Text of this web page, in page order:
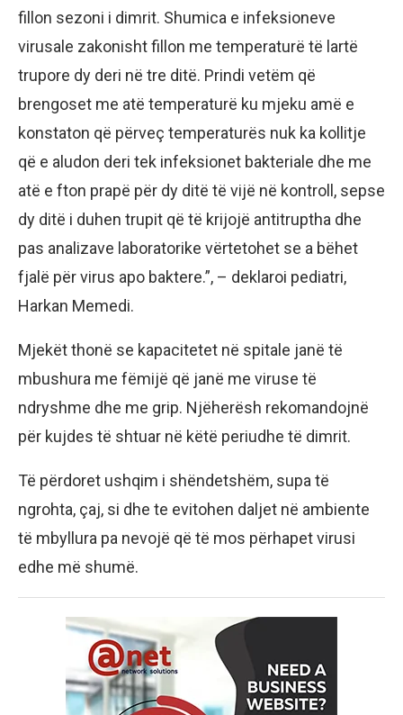
fillon sezoni i dimrit. Shumica e infeksioneve
virusale zakonisht fillon me temperaturë të lartë
trupore dy deri në tre ditë. Prindi vetëm që
brengoset me atë temperaturë ku mjeku amë e
konstaton që përveç temperaturës nuk ka kollitje
që e aludon deri tek infeksionet bakteriale dhe me
atë e fton prapë për dy ditë të vijë në kontroll, sepse
dy ditë i duhen trupit që të krijojë antitruptha dhe
pas analizave laboratorike vërtetohet se a bëhet
fjalë për virus apo baktere.”, – deklaroi pediatri,
Harkan Memedi.
Mjekët thonë se kapacitetet në spitale janë të
mbushura me fëmijë që janë me viruse të
ndryshme dhe me grip. Njëherësh rekomandojnë
për kujdes të shtuar në këtë periudhe të dimrit.
Të përdoret ushqim i shëndetshëm, supa të
ngrohta, çaj, si dhe te evitohen daljet në ambiente
të mbyllura pa nevojë që të mos përhapet virusi
edhe më shumë.